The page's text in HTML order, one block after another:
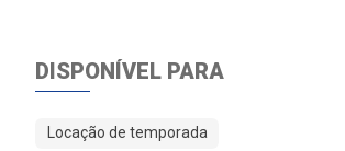
DISPONÍVEL PARA
Locação de temporada